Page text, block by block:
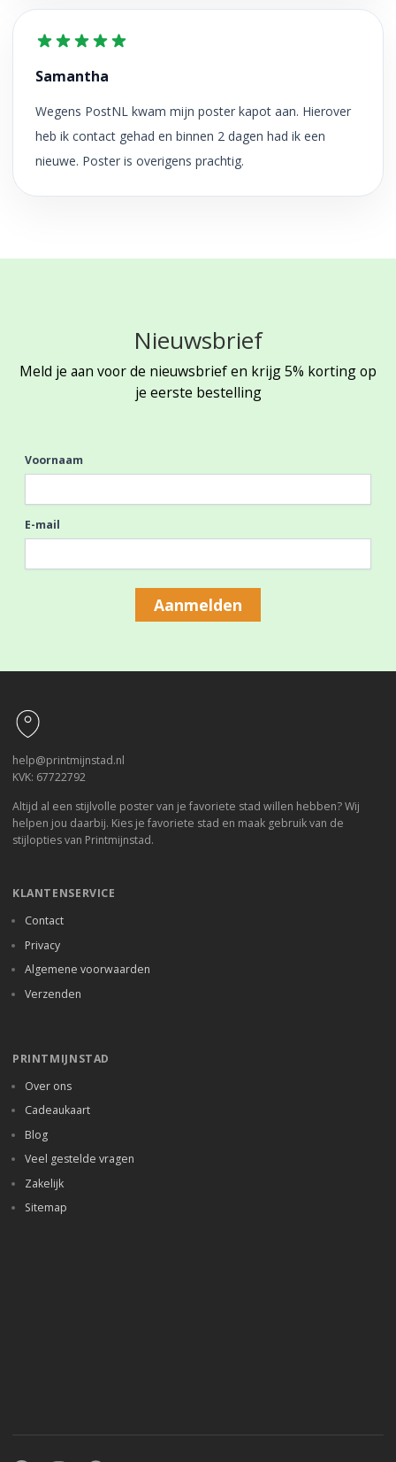
Samantha
Wegens PostNL kwam mijn poster kapot aan. Hierover
heb ik contact gehad en binnen 2 dagen had ik een
nieuwe. Poster is overigens prachtig.
Nieuwsbrief
Meld je aan voor de nieuwsbrief en krijg 5% korting op
je eerste bestelling
Voornaam
E-mail
Aanmelden
help@printmijnstad.nl
KVK: 67722792
Altijd al een stijlvolle poster van je favoriete stad willen hebben? Wij
helpen jou daarbij. Kies je favoriete stad en maak gebruik van de
stijlopties van Printmijnstad.
KLANTENSERVICE
Contact
Privacy
Algemene voorwaarden
Verzenden
PRINTMIJNSTAD
Over ons
Cadeaukaart
Blog
Veel gestelde vragen
Zakelijk
Sitemap